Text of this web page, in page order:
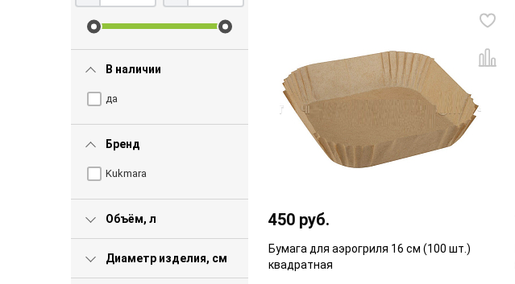
В наличии
да
Бренд
Kukmara
Объём, л
Диаметр изделия, см
450 руб.
Бумага для аэрогриля 16 см (100 шт.)
квадратная